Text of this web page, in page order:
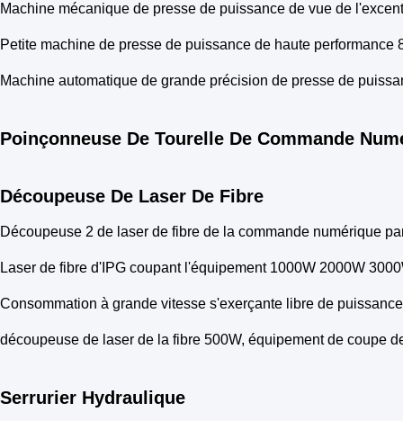
Machine mécanique de presse de puissance de vue de
Petite machine de presse de puissance de haute
Machine automatique de grande précision de presse de
Poinçonneuse De Tourelle De Commande
Découpeuse De Laser De Fibre
Découpeuse 2 de laser de fibre de la commande numérique
Laser de fibre d'IPG coupant l'équipement 1000W 2000W
Consommation à grande vitesse s'exerçante libre de
découpeuse de laser de la fibre 500W, équipement de coupe
Serrurier Hydraulique